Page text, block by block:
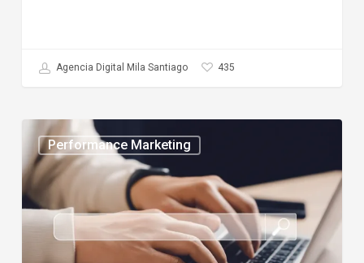
Agencia Digital Mila Santiago 435
Performance Marketing
Mejores
agencias
de
SEO
en